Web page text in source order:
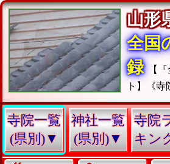
山形
全国
録
【
ト】《
寺院一覧
(県別)▼
神社一覧
(県別)▼
寺院
キン